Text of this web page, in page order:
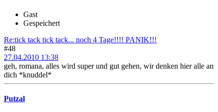
Gast
Gespeichert
Re:tick tack tick tack... noch 4 Tage!!!! PANIK!!!
#48
27.04.2010 13:38
geh, romana, alles wird super und gut gehen, wir denken hier alle an
dich *knuddel*
Putzal